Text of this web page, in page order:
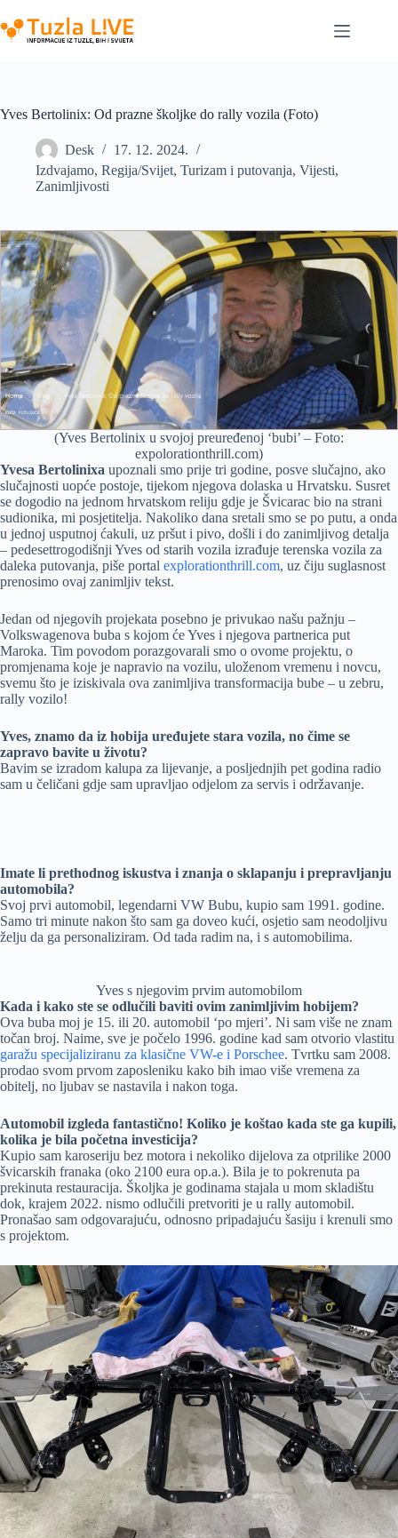
to
content
Yves Bertolinix: Od prazne školjke do rally vozila (Foto)
Desk
17. 12. 2024.
Izdvajamo, Regija/Svijet, Turizam i putovanja, Vijesti,
Zanimljivosti
(Yves Bertolinix u svojoj preuređenoj ‘bubi’ – Foto:
expolorationthrill.com)
Yvesa Bertolinixa upoznali smo prije tri godine, posve slučajno, ako
slučajnosti uopće postoje, tijekom njegova dolaska u Hrvatsku. Susret
se dogodio na jednom hrvatskom reliju gdje je Švicarac bio na strani
sudionika, mi posjetitelja. Nakoliko dana sretali smo se po putu, a onda
u jednoj usputnoj ćakuli, uz pršut i pivo, došli i do zanimljivog detalja
– pedesettrogodišnji Yves od starih vozila izrađuje terenska vozila za
daleka putovanja, piše portal explorationthrill.com, uz čiju suglasnost
prenosimo ovaj zanimljiv tekst.
Jedan od njegovih projekata posebno je privukao našu pažnju –
Volkswagenova buba s kojom će Yves i njegova partnerica put
Maroka. Tim povodom porazgovarali smo o ovome projektu, o
promjenama koje je napravio na vozilu, uloženom vremenu i novcu,
svemu što je iziskivala ova zanimljiva transformacija bube – u zebru,
rally vozilo!
Yves, znamo da iz hobija uređujete stara vozila, no čime se
zapravo bavite u životu?
Bavim se izradom kalupa za lijevanje, a posljednjih pet godina radio
sam u čeličani gdje sam upravljao odjelom za servis i održavanje.
Imate li prethodnog iskustva i znanja o sklapanju i prepravljanju
automobila?
Svoj prvi automobil, legendarni VW Bubu, kupio sam 1991. godine.
Samo tri minute nakon što sam ga doveo kući, osjetio sam neodoljivu
želju da ga personaliziram. Od tada radim na, i s automobilima.
Yves s njegovim prvim automobilom
Kada i kako ste se odlučili baviti ovim zanimljivim hobijem?
Ova buba moj je 15. ili 20. automobil ‘po mjeri’. Ni sam više ne znam
točan broj. Naime, sve je počelo 1996. godine kad sam otvorio vlastitu
garažu specijaliziranu za klasične VW-e i Porschee. Tvrtku sam 2008.
prodao svom prvom zaposleniku kako bih imao više vremena za
obitelj, no ljubav se nastavila i nakon toga.
Automobil izgleda fantastično! Koliko je koštao kada ste ga kupili,
kolika je bila početna investicija?
Kupio sam karoseriju bez motora i nekoliko dijelova za otprilike 2000
švicarskih franaka (oko 2100 eura op.a.). Bila je to pokrenuta pa
prekinuta restauracija. Školjka je godinama stajala u mom skladištu
dok, krajem 2022. nismo odlučili pretvoriti je u rally automobil.
Pronašao sam odgovarajuću, odnosno pripadajuću šasiju i krenuli smo
s projektom.